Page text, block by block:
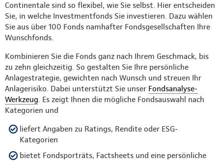
Continentale sind so flexibel, wie Sie selbst. Hier entscheiden
Sie, in welche Investmentfonds Sie investieren. Dazu wählen
Sie aus über 100 Fonds namhafter Fondsgesellschaften Ihre
Wunschfonds.
Kombinieren Sie die Fonds ganz nach Ihrem Geschmack, bis
zu zehn gleichzeitig. So gestalten Sie Ihre persönliche
Anlagestrategie, gewichten nach Wunsch und streuen Ihr
Anlagerisiko. Dabei unterstützt Sie unser Fondsanalyse-
Werkzeug. Es zeigt Ihnen die mögliche Fondsauswahl nach
Kategorien und
liefert Angaben zu Ratings, Rendite oder ESG-
Kategorien
bietet Fondsporträts, Factsheets und eine persönliche